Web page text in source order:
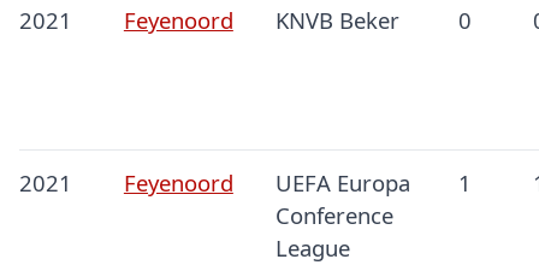
2021 Feyenoord KNVB Beker 0
2021 Feyenoord
UEFA Europa
Conference
League
1